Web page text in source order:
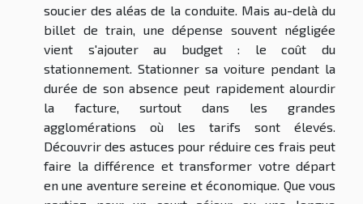
soucier des aléas de la conduite. Mais au-delà du
billet de train, une dépense souvent négligée
vient s'ajouter au budget : le coût du
stationnement. Stationner sa voiture pendant la
durée de son absence peut rapidement alourdir
la facture, surtout dans les grandes
agglomérations où les tarifs sont élevés.
Découvrir des astuces pour réduire ces frais peut
faire la différence et transformer votre départ
en une aventure sereine et économique. Que vous